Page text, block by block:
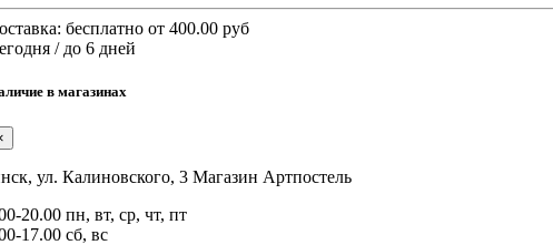
бесплатно от 400.00 руб
/ до 6 дней
в магазинах
ул. Калиновского, 3 Магазин Артпостель
20.00 пн, вт, ср, чт, пт
17.00 сб, вс